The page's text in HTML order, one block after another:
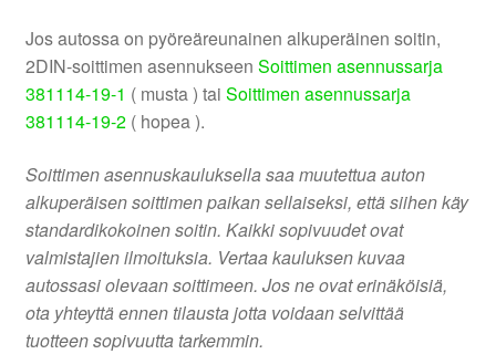
Jos autossa on pyöreäreunainen alkuperäinen soitin,
2DIN-soittimen asennukseen Soittimen asennussarja
381114-19-1 ( musta ) tai Soittimen asennussarja
381114-19-2( hopea ).
Soittimen asennuskauluksella saa muutettua auton
alkuperäisen soittimen paikan sellaiseksi, että siihen käy
standardikokoinen soitin. Kaikki sopivuudet ovat
valmistajien ilmoituksia. Vertaa kauluksen kuvaa
autossasi olevaan soittimeen. Jos ne ovat erinäköisiä,
ota yhteyttä ennen tilausta jotta voidaan selvittää
tuotteen sopivuutta tarkemmin.